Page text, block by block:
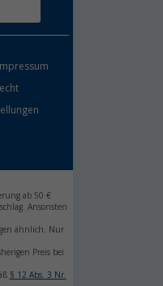
ab 50 €
Ansonsten
ähnlich. Nur
Preis bei
§ 12 Abs. 3 Nr.